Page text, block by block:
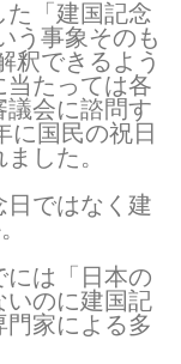
「建国記念
う事象そのも
釈できるよう
当たっては各
会に諮問す
に国民の祝日
した。
日ではなく建
には「日本の
いのに建国記
家による多